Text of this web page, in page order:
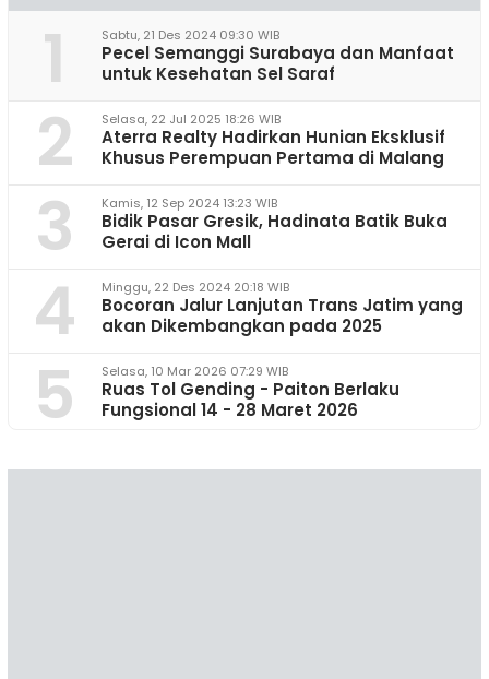
1 Sabtu, 21 Des 2024 09:30 WIB
Pecel Semanggi Surabaya dan Manfaat
untuk Kesehatan Sel Saraf
2 Selasa, 22 Jul 2025 18:26 WIB
Aterra Realty Hadirkan Hunian Eksklusif
Khusus Perempuan Pertama di Malang
3 Kamis, 12 Sep 2024 13:23 WIB
Bidik Pasar Gresik, Hadinata Batik Buka
Gerai di Icon Mall
4 Minggu, 22 Des 2024 20:18 WIB
Bocoran Jalur Lanjutan Trans Jatim yang
akan Dikembangkan pada 2025
5 Selasa, 10 Mar 2026 07:29 WIB
Ruas Tol Gending - Paiton Berlaku
Fungsional 14 - 28 Maret 2026